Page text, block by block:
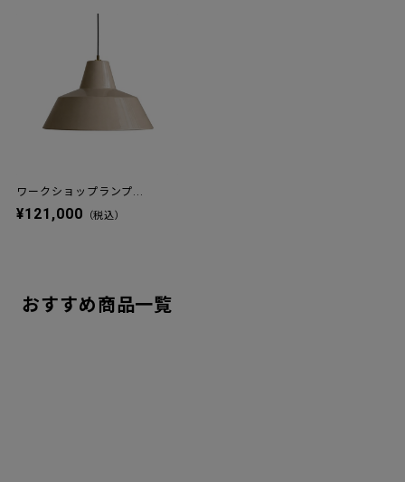
ワークショップランプ...
¥121,000 （税込）
おすすめ商品一覧